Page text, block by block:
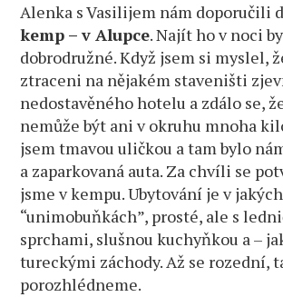
Alenka s Vasilijem nám doporučili
kemp – v Alupce. Najít ho v noci
dobrodružné. Když jsem si myslel,
ztraceni na nějakém staveništi
nedostavěného hotelu a zdálo se,
nemůže být ani v okruhu mnoha
jsem tmavou uličkou a tam bylo
a zaparkovaná auta. Za chvíli se
jsme v kempu. Ubytování je v
“unimobuňkách”, prosté, ale s
sprchami, slušnou kuchyňkou a –
tureckými záchody. Až se rozední,
porozhlédneme.